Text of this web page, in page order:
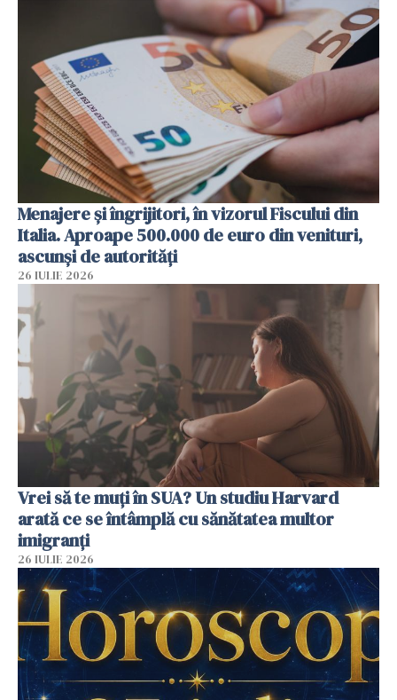
Menajere și îngrijitori, în vizorul Fiscului din
Italia. Aproape 500.000 de euro din venituri,
ascunși de autorități
26 IULIE 2026
Vrei să te muți în SUA? Un studiu Harvard
arată ce se întâmplă cu sănătatea multor
imigranți
26 IULIE 2026